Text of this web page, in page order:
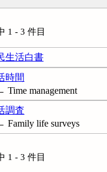
1 - 3 件目
生活白書
時間
Time management
調査
Family life surveys
1 - 3 件目